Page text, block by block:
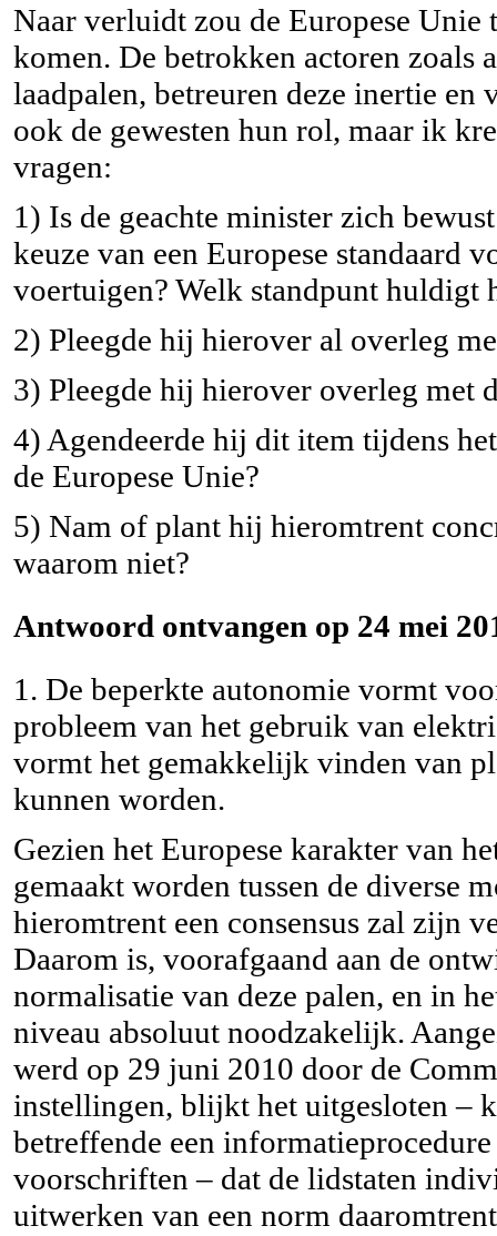
Naar verluidt zou de Europese Unie
komen. De betrokken actoren zoals
laadpalen, betreuren deze inertie
ook de gewesten hun rol, maar ik
vragen:
1) Is de geachte minister zich
keuze van een Europese standaard
voertuigen? Welk standpunt huldigt
2) Pleegde hij hierover al overleg
3) Pleegde hij hierover overleg met
4) Agendeerde hij dit item tijdens
de Europese Unie?
5) Nam of plant hij hieromtrent
waarom niet?
Antwoord ontvangen op 24 mei
1. De beperkte autonomie vormt
probleem van het gebruik van
vormt het gemakkelijk vinden van
kunnen worden.
Gezien het Europese karakter van
gemaakt worden tussen de diverse
hieromtrent een consensus zal zijn
Daarom is, voorafgaand aan de
normalisatie van deze palen, en in
niveau absoluut noodzakelijk.
werd op 29 juni 2010 door de
instellingen, blijkt het uitgesloten –
betreffende een
voorschriften – dat de lidstaten
uitwerken van een norm